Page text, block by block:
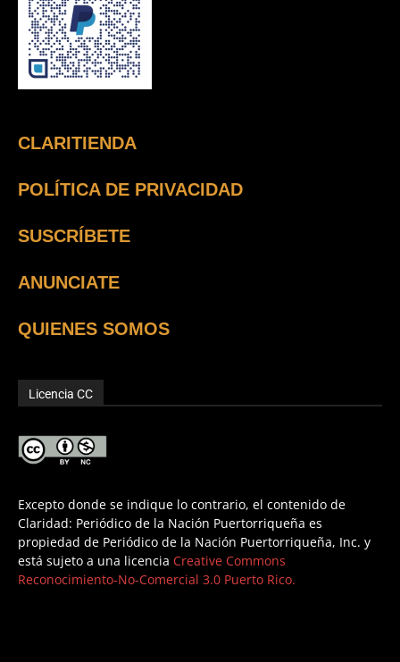
CLARITIENDA
POLÍTICA DE PRIVACIDAD
SUSCRÍBETE
ANUNCIATE
QUIENES SOMOS
Licencia CC
Excepto donde se indique lo contrario, el contenido de
Claridad: Periódico de la Nación Puertorriqueña es
propiedad de Periódico de la Nación Puertorriqueña, Inc. y
está sujeto a una licencia Creative Commons
Reconocimiento-No-Comercial 3.0 Puerto Rico.